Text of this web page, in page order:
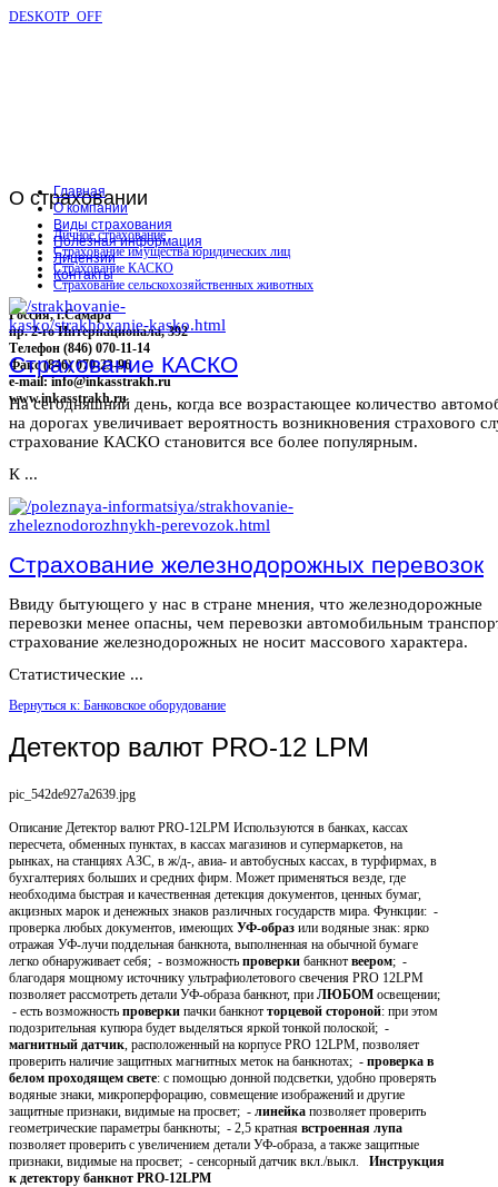
DESKOTP_OFF
О страховании
Личное страхование
Страхование имущества юридических лиц
Страхование КАСКО
Страхование сельскохозяйственных животных
Россия, г.Самара
пр. 2-го Интернационала, 392
Телефон (846) 070-11-14
Факс (846) 070-23-96
e-mail: info@inkasstrakh.ru
www.inkasstrakh.ru
Главная
О компании
Виды страхования
Полезная информация
Лицензии
Контакты
Страхование КАСКО
На сегодняшний день, когда все возрастающее количество
на дорогах увеличивает вероятность возникновения страхового
страхование КАСКО становится все более популярным.
К ...
Страхование железнодорожных перевозок
Ввиду бытующего у нас в стране мнения, что железнодорожные
перевозки менее опасны, чем перевозки автомобильным
страхование железнодорожных не носит массового характера.
Статистические ...
Вернуться к: Банковское оборудование
Детектор валют PRO-12 LPM
pic_542de927a2639.jpg
Описание Детектор валют PRO-12LPM Используются в банках, кассах
пересчета, обменных пунктах, в кассах магазинов и супермаркетов, на
рынках, на станциях АЗС, в ж/д-, авиа- и автобусных кассах, в турфирмах, в
бухгалтериях больших и средних фирм. Может применяться везде, где
необходима быстрая и качественная детекция документов, ценных бумаг,
акцизных марок и денежных знаков различных государств мира. Функции: -
проверка любых документов, имеющих УФ-образ или водяные знак: ярко
отражая УФ-лучи поддельная банкнота, выполненная на обычной бумаге
легко обнаруживает себя; - возможность проверки банкнот веером; -
благодаря мощному источнику ультрафиолетового свечения PRO 12LPM
позволяет рассмотреть детали УФ-образа банкнот, при ЛЮБОМ освещении;
- есть возможность проверки пачки банкнот торцевой стороной: при этом
подозрительная купюра будет выделяться яркой тонкой полоской; -
магнитный датчик, расположенный на корпусе PRO 12LPМ, позволяет
проверить наличие защитных магнитных меток на банкнотах; - проверка в
белом проходящем свете: с помощью донной подсветки, удобно проверять
водяные знаки, микроперфорацию, совмещение изображений и другие
защитные признаки, видимые на просвет; - линейка позволяет проверить
геометрические параметры банкноты; - 2,5 кратная встроенная лупа
позволяет проверить с увеличением детали УФ-образа, а также защитные
признаки, видимые на просвет; - сенсорный датчик вкл./выкл. Инструкция
к детектору банкнот PRO-12LPM